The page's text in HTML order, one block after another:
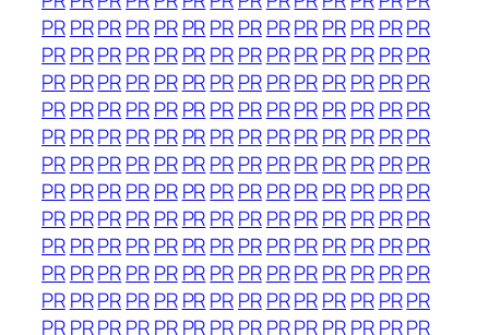
PRPRPRPRPR PRPRPRPRPRPRPR PRPR
PRPRPRPRPR PRPRPRPRPRPRPR PRPR
PRPRPRPRPR PRPRPRPRPRPRPR PRPR
PRPRPRPRPR PRPRPRPRPRPRPR PRPR
PRPRPRPRPR PRPRPRPRPRPRPR PRPR
PRPRPRPRPR PRPRPRPRPRPRPR PRPR
PRPRPRPRPR PRPRPRPRPRPRPR PRPR
PRPRPRPRPR PRPRPRPRPRPRPR PRPR
PRPRPRPRPR PRPRPRPRPRPRPR PRPR
PRPRPRPRPR PRPRPRPRPRPRPR PRPR
PRPRPRPRPR PRPRPRPRPRPRPR PRPR
PRPRPRPRPR PRPRPRPRPRPRPR PRPR